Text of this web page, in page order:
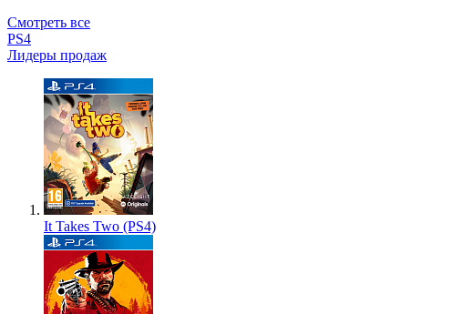
Смотреть все
PS4
Лидеры продаж
It Takes Two (PS4)